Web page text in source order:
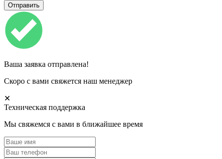
Ваша заявка отправлена!
Скоро с вами свяжется наш менеджер
✕
Техническая поддержка
Мы свяжемся с вами в ближайшее время